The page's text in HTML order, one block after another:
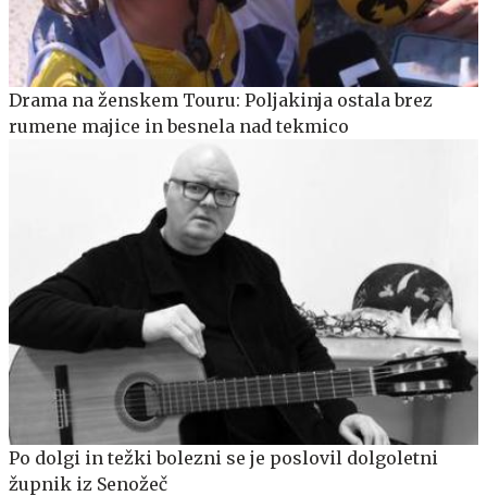
Drama na ženskem Touru: Poljakinja ostala brez
rumene majice in besnela nad tekmico
Po dolgi in težki bolezni se je poslovil dolgoletni
župnik iz Senožeč